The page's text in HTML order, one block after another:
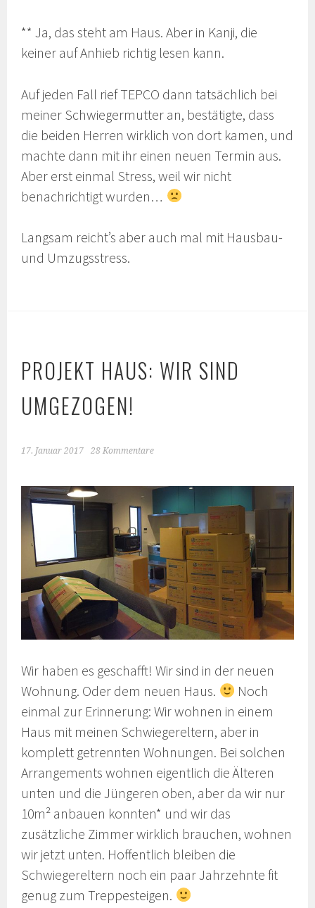
** Ja, das steht am Haus. Aber in Kanji, die
keiner auf Anhieb richtig lesen kann.
Auf jeden Fall rief TEPCO dann tatsächlich bei
meiner Schwiegermutter an, bestätigte, dass
die beiden Herren wirklich von dort kamen, und
machte dann mit ihr einen neuen Termin aus.
Aber erst einmal Stress, weil wir nicht
benachrichtigt wurden…
Langsam reicht’s aber auch mal mit Hausbau-
und Umzugsstress.
PROJEKT HAUS: WIR SIND
UMGEZOGEN!
17. Januar 2017 28 Kommentare
Wir haben es geschafft! Wir sind in der neuen
Wohnung. Oder dem neuen Haus.
Noch
einmal zur Erinnerung: Wir wohnen in einem
Haus mit meinen Schwiegereltern, aber in
komplett getrennten Wohnungen. Bei solchen
Arrangements wohnen eigentlich die Älteren
unten und die Jüngeren oben, aber da wir nur
10m² anbauen konnten* und wir das
zusätzliche Zimmer wirklich brauchen, wohnen
wir jetzt unten. Hoffentlich bleiben die
Schwiegereltern noch ein paar Jahrzehnte fit
genug zum Treppesteigen.